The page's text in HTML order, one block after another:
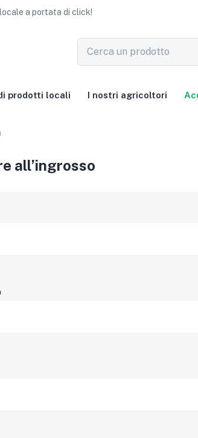
a portata di click!
prodotti locali I nostri agricoltori
all’ingrosso